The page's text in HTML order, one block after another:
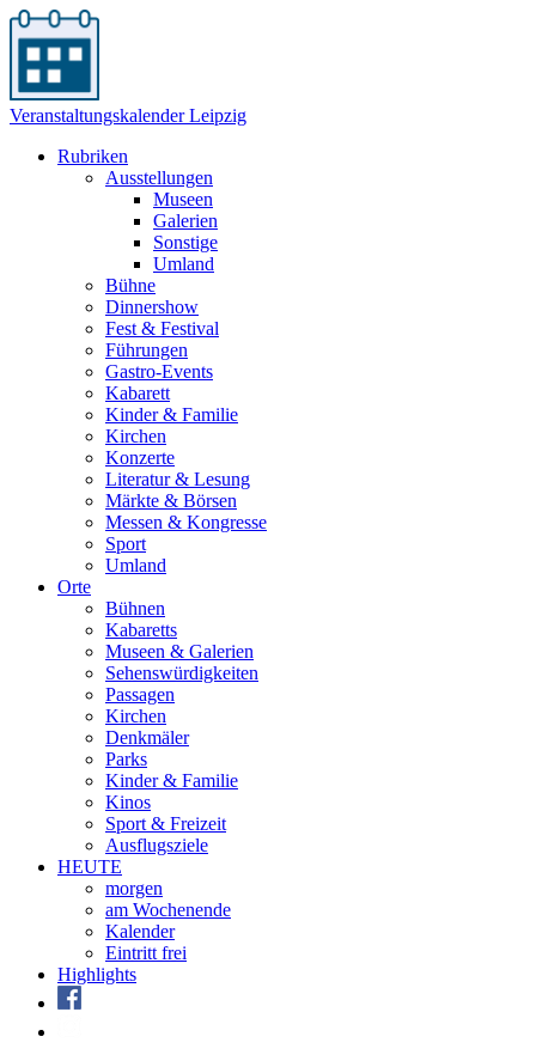
Veranstaltungskalender Leipzig
Rubriken
Ausstellungen
Museen
Galerien
Sonstige
Umland
Bühne
Dinnershow
Fest & Festival
Führungen
Gastro-Events
Kabarett
Kinder & Familie
Kirchen
Konzerte
Literatur & Lesung
Märkte & Börsen
Messen & Kongresse
Sport
Umland
Orte
Bühnen
Kabaretts
Museen & Galerien
Sehenswürdigkeiten
Passagen
Kirchen
Denkmäler
Parks
Kinder & Familie
Kinos
Sport & Freizeit
Ausflugsziele
HEUTE
morgen
am Wochenende
Kalender
Eintritt frei
Highlights